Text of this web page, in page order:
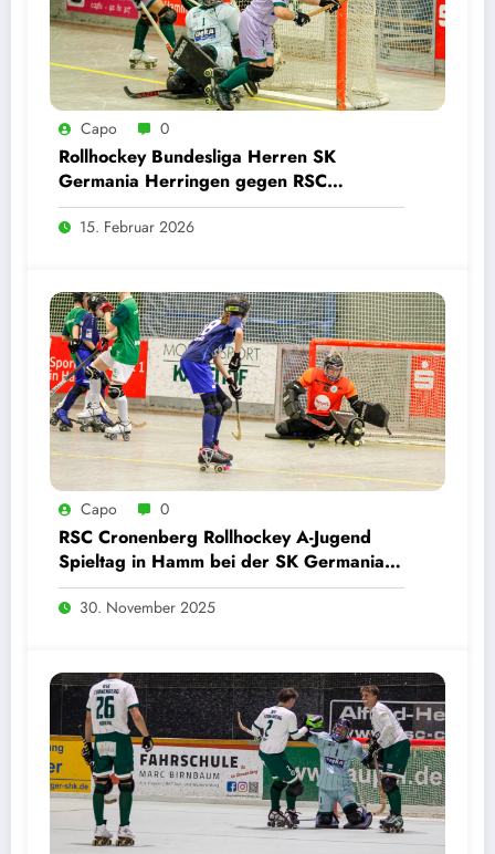
Capo 0
Rollhockey Bundesliga Herren SK
Germania Herringen gegen RSC
Cronenberg Löwen 14.02.2026
15. Februar 2026
Capo 0
RSC Cronenberg Rollhockey A-Jugend
Spieltag in Hamm bei der SK Germania
Herringen 29.11.2025
30. November 2025